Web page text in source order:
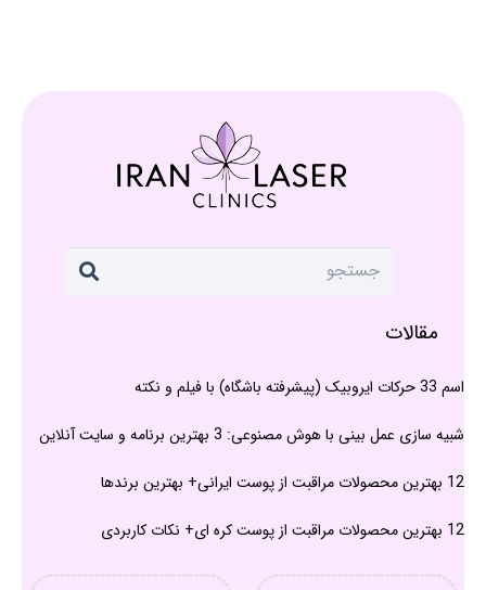
مقالات
اسم 33 حرکات ایروبیک (پیشرفته باشگاه) با فیلم و نکته
شبیه سازی عمل بینی با هوش مصنوعی: 3 بهترین برنامه و سایت آنلاین
12 بهترین محصولات مراقبت از پوست ایرانی+ بهترین برندها
12 بهترین محصولات مراقبت از پوست کره ای+ نکات کاربردی